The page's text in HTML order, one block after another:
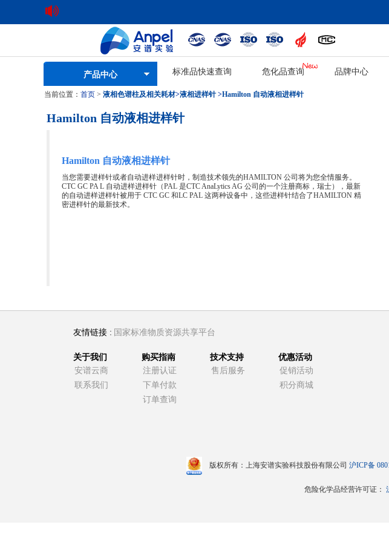
产品中心 标准品快速查询 危化品查询 品牌中心
当前位置： 首页 > 液相色谱柱及相关耗材>液相进样针>Hamilton 自动液相进样针
Hamilton 自动液相进样针
Hamilton 自动液相进样针
当您需要进样针或者自动进样进样针时，制造技术领先的HAMILTON 公司将为您全情服务。
CTC GC PA L 自动进样进样针（PAL 是CTC AnaLytics AG 公司的一个注册商标，瑞士），最新
的自动进样进样针被用于 CTC GC 和LC PAL 这两种设备中，这些进样针结合了HAMILTON 精
密进样针的最新技术。
友情链接 : 国家标准物质资源共享平台
关于我们
安谱云商
联系我们
购买指南
注册认证
下单付款
订单查询
技术支持
售后服务
优惠活动
促销活动
积分商城
版权所有：上海安谱实验科技股份有限公司 沪ICP备
危险化学品经营许可证：